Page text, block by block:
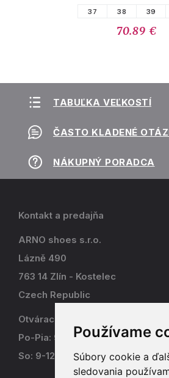
Používame
Súbory cookie a
sledovania
37 38 39
70.89 €
TABUĽKA VEĽKOSTÍ
ČASTO KLADENÉ
NÁKUPNÝ PORADCA
Kontakt a predajňa
ARNO shoes s.r.o.
Lázně 490
763 14 Zlín - Kostelec
Czech Republic
Otváracia doba
Po-Pia: 9-17
So: 9-12